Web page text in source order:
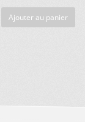
Ajouter au panier